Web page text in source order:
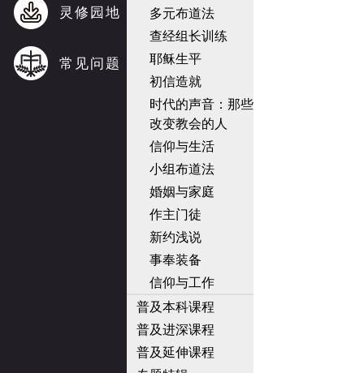
灵修园地
常见问题
多元布道法
查经组长训练
耶稣生平
初信造就
时代的声音：那些
改变教会的人
信仰与生活
小组布道法
婚姻与家庭
作主门徒
新约浅说
事奉装备
信仰与工作
普及本科课程
普及进深课程
普及延伸课程